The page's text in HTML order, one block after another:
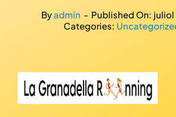
Byadmin - Published On: juliol
Categories: